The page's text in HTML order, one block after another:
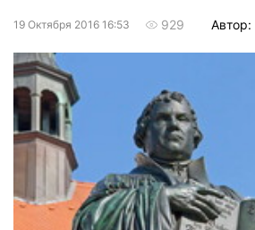
19 Октября 2016 16:53 929 Автор: